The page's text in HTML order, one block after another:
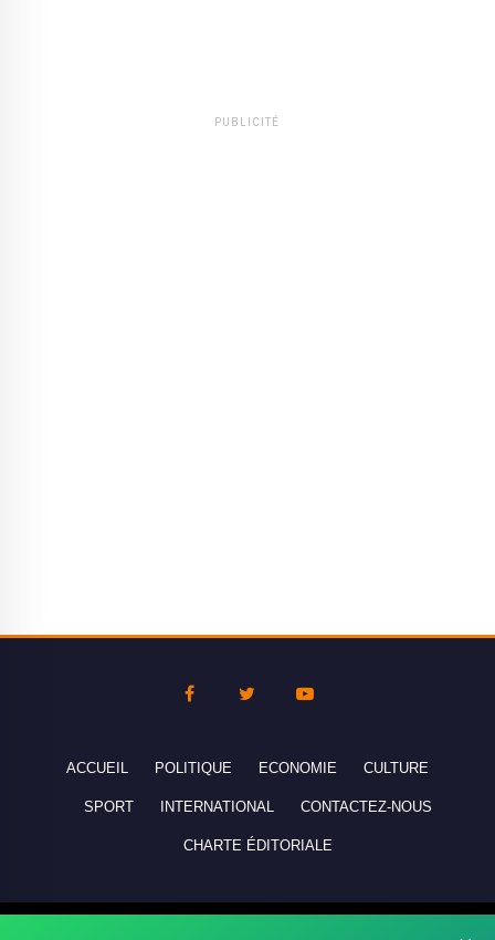
PUBLICITÉ
ACCUEIL POLITIQUE ECONOMIE CULTURE
SPORT INTERNATIONAL CONTACTEZ-NOUS
CHARTE ÉDITORIALE